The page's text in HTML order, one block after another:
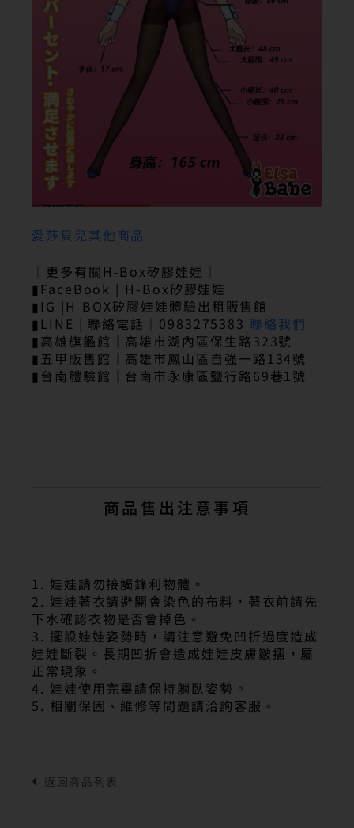
愛莎貝兒其他商品
｜更多有關H-Box矽膠娃娃｜
▮FaceBook | H-Box矽膠娃娃
▮IG |H-BOX矽膠娃娃體驗出租販售館
▮LINE | 聯絡電話｜0983275383 聯絡我們
▮高雄旗艦館｜高雄市湖內區保生路323號
▮五甲販售館｜高雄市鳳山區自強一路134號
▮台南體驗館｜台南市永康區鹽行路69巷1號
商品售出注意事項
1. 娃娃請勿接觸鋒利物體。
2. 娃娃著衣請避開會染色的布料，著衣前請先
下水確認衣物是否會掉色。
3. 擺設娃娃姿勢時，請注意避免凹折過度造成
娃娃斷裂。長期凹折會造成娃娃皮膚皺摺，屬
正常現象。
4. 娃娃使用完畢請保持躺臥姿勢。
5. 相關保固、維修等問題請洽詢客服。